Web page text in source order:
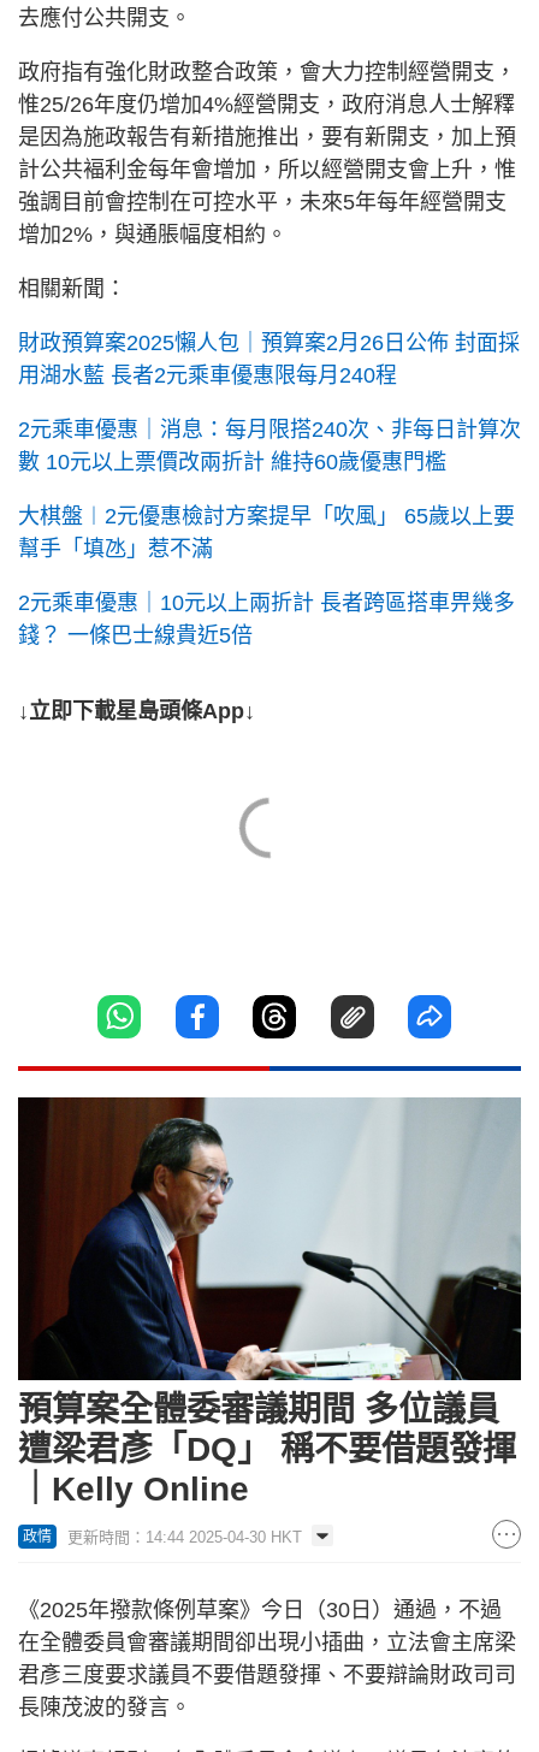
去應付公共開支。
政府指有強化財政整合政策，會大力控制經營開支，
惟25/26年度仍增加4%經營開支，政府消息人士解釋
是因為施政報告有新措施推出，要有新開支，加上預
計公共褔利金每年會增加，所以經營開支會上升，惟
強調目前會控制在可控水平，未來5年每年經營開支
增加2%，與通脹幅度相約。
相關新聞：
財政預算案2025懶人包｜預算案2月26日公佈 封面採
用湖水藍 長者2元乘車優惠限每月240程
2元乘車優惠｜消息：每月限搭240次、非每日計算次
數 10元以上票價改兩折計 維持60歲優惠門檻
大棋盤︱2元優惠檢討方案提早「吹風」 65歲以上要
幫手「填氹」惹不滿
2元乘車優惠｜10元以上兩折計 長者跨區搭車畀幾多
錢？ 一條巴士線貴近5倍
↓立即下載星島頭條App↓
預算案全體委審議期間 多位議員
遭梁君彥「DQ」 稱不要借題發揮
｜Kelly Online
政情 更新時間：14:44 2025-04-30 HKT
《2025年撥款條例草案》今日（30日）通過，不過
在全體委員會審議期間卻出現小插曲，立法會主席梁
君彥三度要求議員不要借題發揮、不要辯論財政司司
長陳茂波的發言。